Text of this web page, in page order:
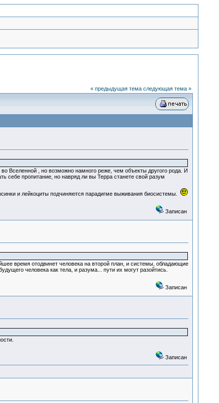
« предыдущая тема следующая тема »
Вселенной , но возможно намного реже, чем объекты другого рода. И
себе пропитание, но навряд ли вы Терра станете свой разум
и лейкоциты подчиняются парадигме выживания биосистемы.
Записан
время отодвинет человека на второй план, и системы, обладающие
человека как тела, и разума... пути их могут разойтись.
Записан
Записан